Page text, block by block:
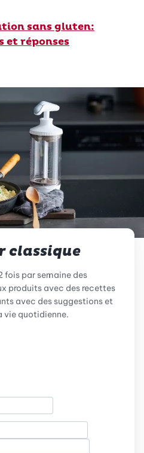
sans gluten:
et réponses
classique
fois par semaine des
produits avec des recettes
avec des suggestions et
vie quotidienne.